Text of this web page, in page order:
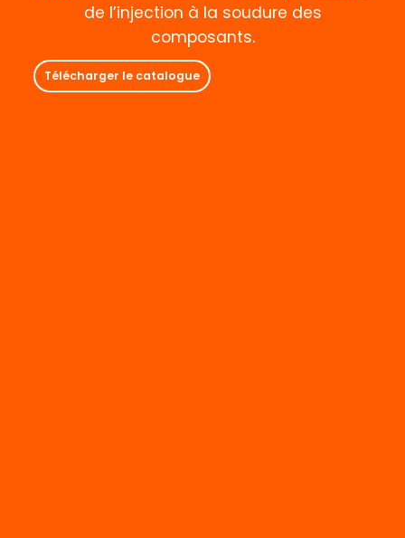
de l’injection à la soudure des
composants.
Télécharger le catalogue